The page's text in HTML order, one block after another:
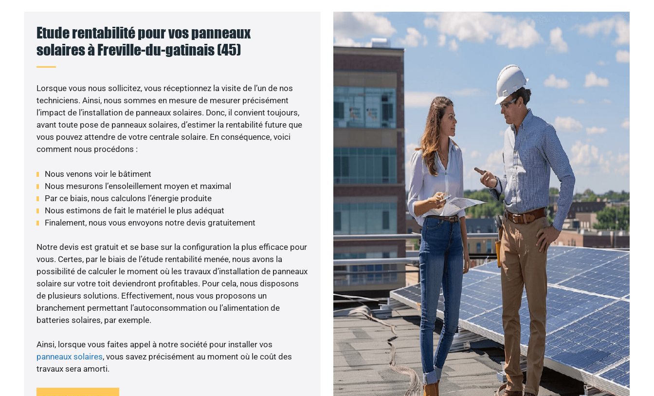
Etude rentabilité pour vos panneaux
solaires à Freville-du-gatinais (45)
Lorsque vous nous sollicitez, vous réceptionnez la visite de l’un de nos
techniciens. Ainsi, nous sommes en mesure de mesurer précisément
l’impact de l’installation de panneaux solaires. Donc, il convient toujours,
avant toute pose de panneaux solaires, d’estimer la rentabilité future que
vous pouvez attendre de votre centrale solaire. En conséquence, voici
comment nous procédons :
Nous venons voir le bâtiment
Nous mesurons l’ensoleillement moyen et maximal
Par ce biais, nous calculons l’énergie produite
Nous estimons de fait le matériel le plus adéquat
Finalement, nous vous envoyons notre devis gratuitement
Notre devis est gratuit et se base sur la configuration la plus efficace pour
vous. Certes, par le biais de l’étude rentabilité menée, nous avons la
possibilité de calculer le moment où les travaux d’installation de panneaux
solaire sur votre toit deviendront profitables. Pour cela, nous disposons
de plusieurs solutions. Effectivement, nous vous proposons un
branchement permettant l’autoconsommation ou l’alimentation de
batteries solaires, par exemple.
Ainsi, lorsque vous faites appel à notre société pour installer vos
panneaux solaires, vous savez précisément au moment où le coût des
travaux sera amorti.